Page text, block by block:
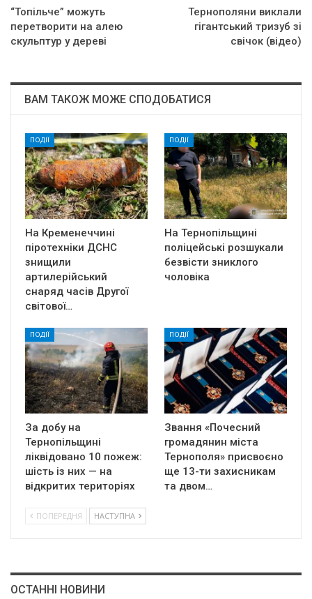
“Топільче” можуть
перетворити на алею
скульптур у дереві
Тернополяни виклали
гігантський тризуб зі
свічок (відео)
ВАМ ТАКОЖ МОЖЕ СПОДОБАТИСЯ
ПОДІЇ
На Кременеччині
піротехніки ДСНС
знищили
артилерійський
снаряд часів Другої
світової…
ПОДІЇ
На Тернопільщині
поліцейські розшукали
безвісти зниклого
чоловіка
ПОДІЇ
За добу на
Тернопільщині
ліквідовано 10 пожеж:
шість із них — на
відкритих територіях
ПОДІЇ
Звання «Почесний
громадянин міста
Тернополя» присвоєно
ще 13-ти захисникам
та двом…
ПОПЕРЕДНЯ НАСТУПНА
ОСТАННІ НОВИНИ